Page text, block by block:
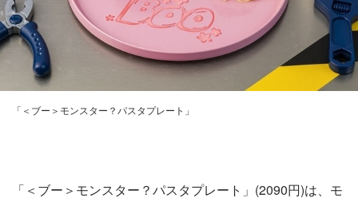
「＜ブー＞モンスター？パスタプレート」
「＜ブー＞モンスター？パスタプレート」(2090円)は、モ